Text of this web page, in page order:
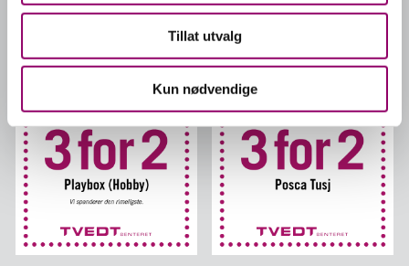
Tillat utvalg
Kun nødvendige